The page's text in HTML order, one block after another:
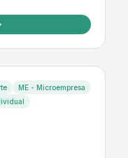
ME - Microempresa